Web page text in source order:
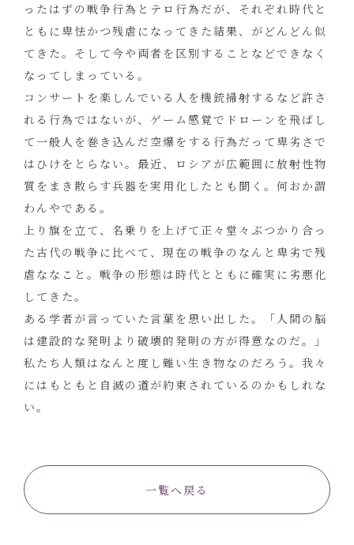
ったはずの戦争行為とテロ行為だが、それぞれ時代と
ともに卑怯かつ残虐になってきた結果、がどんどん似
てきた。そして今や両者を区別することなどできなく
なってしまっている。
コンサートを楽しんでいる人を機銃掃射するなど許さ
れる行為ではないが、ゲーム感覚でドローンを飛ばし
て一般人を巻き込んだ空爆をする行為だって卑劣さで
はひけをとらない。最近、ロシアが広範囲に放射性物
質をまき散らす兵器を実用化したとも聞く。何おか謂
わんやである。
上り旗を立て、名乗りを上げて正々堂々ぶつかり合っ
た古代の戦争に比べて、現在の戦争のなんと卑劣で残
虐ななこと。戦争の形態は時代とともに確実に劣悪化
してきた。
ある学者が言っていた言葉を思い出した。「人間の脳
は建設的な発明より破壊的発明の方が得意なのだ。」
私たち人類はなんと度し難い生き物なのだろう。我々
にはもともと自滅の道が約束されているのかもしれな
い。
一覧へ戻る